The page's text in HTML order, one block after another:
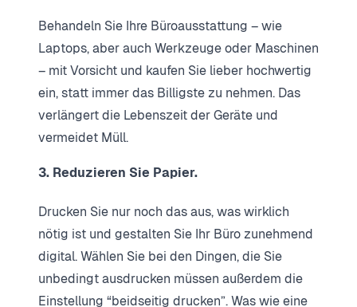
Behandeln Sie Ihre Büroausstattung – wie
Laptops, aber auch Werkzeuge oder Maschinen
– mit Vorsicht und kaufen Sie lieber hochwertig
ein, statt immer das Billigste zu nehmen. Das
verlängert die Lebenszeit der Geräte und
vermeidet Müll.
3. Reduzieren Sie Papier.
Drucken Sie nur noch das aus, was wirklich
nötig ist und gestalten Sie Ihr Büro zunehmend
digital. Wählen Sie bei den Dingen, die Sie
unbedingt ausdrucken müssen außerdem die
Einstellung “beidseitig drucken”. Was wie eine